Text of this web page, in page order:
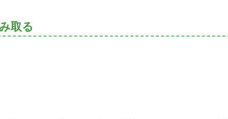
取る